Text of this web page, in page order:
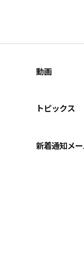
動画
トピックス
新着通知メ